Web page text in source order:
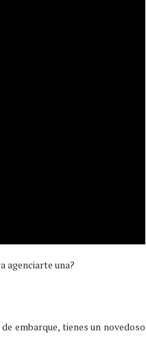
agenciarte una?
embarque, tienes un novedoso